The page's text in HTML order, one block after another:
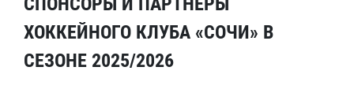
ХОККЕЙНОГО КЛУБА «СОЧИ» В
СЕЗОНЕ 2025/2026